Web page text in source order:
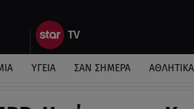
ΥΓΕΙΑ ΣΑΝ ΣΗΜΕΡΑ ΑΘΛΗΤΙΚΑ